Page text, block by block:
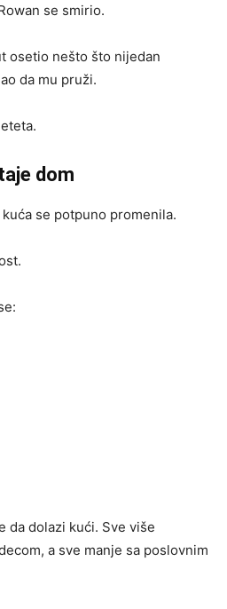
se smirio.
osetio nešto što nijedan
da mu pruži.
dom
se potpuno promenila.
da dolazi kući. Sve više
a sve manje sa poslovnim